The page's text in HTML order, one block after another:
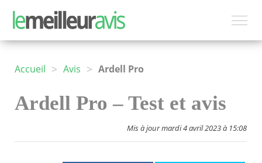
Accueil > Avis > Ardell Pro
Ardell Pro – Test et avis
Mis à jour mardi 4 avril 2023 à 15:08